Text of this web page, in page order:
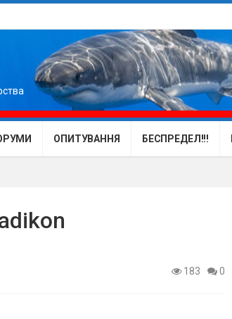
ОПИТУВАННЯ БЕСПРЕДЕЛ!!!
183 0